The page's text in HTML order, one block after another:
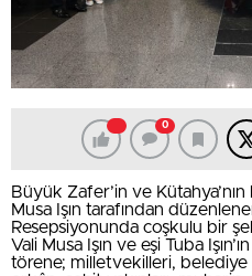
0
Büyük Zafer’in ve
Musa Işın tarafından
Resepsiyonunda coşkulu bir
Vali Musa Işın ve eşi Tuba
törene; milletvekilleri, belediye